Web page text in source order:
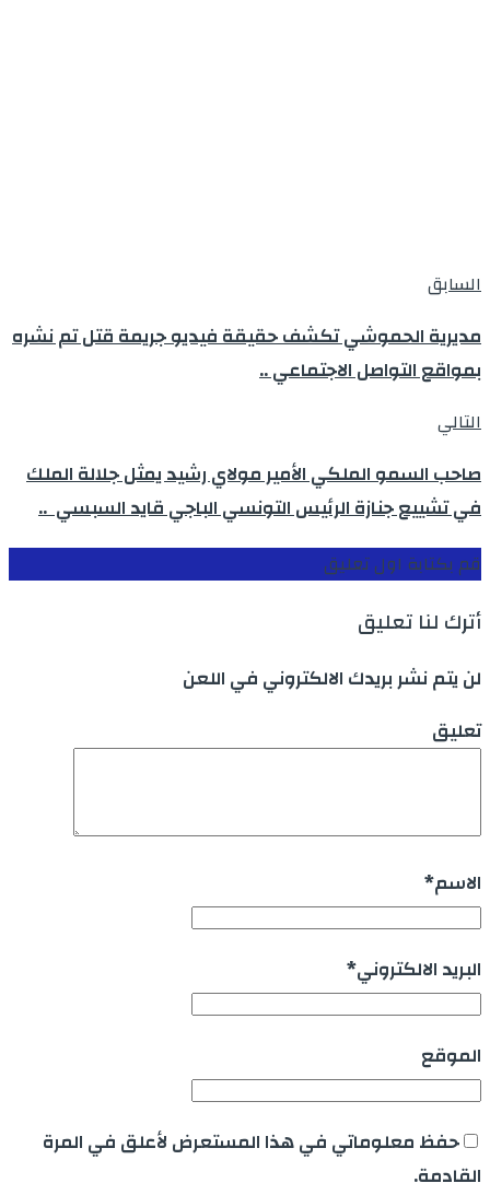
السابق
مديرية الحموشي تكشف حقيقة فيديو جريمة قتل تم نشره
بمواقع التواصل الاجتماعي ..
التالي
صاحب السمو الملكي الأمير مولاي رشيد يمثل جلالة الملك
في تشييع جنازة الرئيس التونسي الباجي قايد السبسي ..
قم بكتابة اول تعليق
أترك لنا تعليق
لن يتم نشر بريدك الالكتروني في اللعن
تعليق
الاسم*
البريد الالكتروني*
الموقع
حفظ معلوماتي في هذا المستعرض لأعلق في المرة
القادمة.